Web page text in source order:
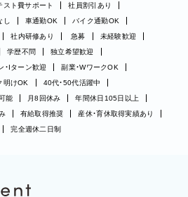
スト費サポート
社員割引あり
し 車通勤OK
バイク通勤OK
社内研修あり 急募
未経験歓迎
学歴不問
独立希望歓迎
・Iターン歓迎
副業・WワークOK
明けOK
40代・50代活躍中
能 月8回休み
年間休日105日以上
有給取得推奨
産休・育休取得実績あり
完全週休二日制